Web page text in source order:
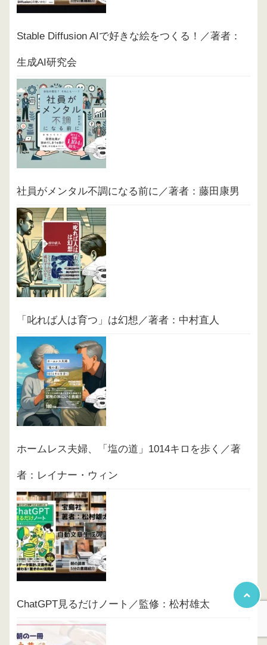
Stable Diffusion AIで好きな絵をつくる！／著者：
生成AI研究会
社員がメンタル不調になる前に／著者：藤田康男
「叱れば人は育つ」は幻想／著者：中村直人
ホームレス夫婦、「塩の道」1014キロを歩く／著
者：レイナー・ウィン
ChatGPT見るだけノート／監修：松村雄太